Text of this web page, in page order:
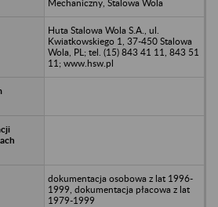
Mechaniczny, Stalowa Wola
Huta Stalowa Wola S.A., ul.
Kwiatkowskiego 1, 37-450 Stalowa
Wola, PL; tel. (15) 843 41 11, 843 51
11; www.hsw.pl
dokumentacja osobowa z lat 1996-
1999, dokumentacja płacowa z lat
1979-1999